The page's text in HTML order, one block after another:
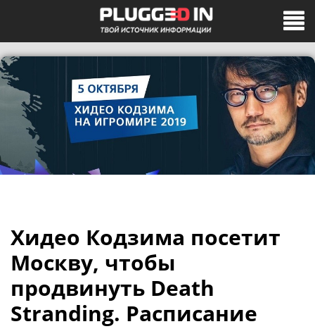
Хидео Кодзима посетит
Москву, чтобы
продвинуть Death
Stranding. Расписание